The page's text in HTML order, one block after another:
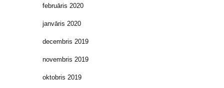
februāris 2020
janvāris 2020
decembris 2019
novembris 2019
oktobris 2019